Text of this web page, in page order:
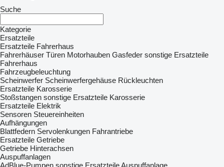
Suche
Kategorie
Ersatzteile
Ersatzteile Fahrerhaus
Fahrerhäuser Türen Motorhauben Gasfeder sonstige Ersatzteile
Fahrerhaus
Fahrzeugbeleuchtung
Scheinwerfer Scheinwerfergehäuse Rückleuchten
Ersatzteile Karosserie
Stoßstangen sonstige Ersatzteile Karosserie
Ersatzteile Elektrik
Sensoren Steuereinheiten
Aufhängungen
Blattfedern Servolenkungen Fahrantriebe
Ersatzteile Getriebe
Getriebe Hinterachsen
Auspuffanlagen
AdBlue-Pumpen sonstige Ersatzteile Auspuffanlage